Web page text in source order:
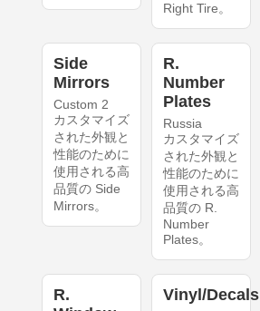
Right Tire。
Side
Mirrors
Custom 2
カスタマイズ
された外観と
性能のために
使用される高
品質の Side
Mirrors。
R.
Number
Plates
Russia
カスタマイズ
された外観と
性能のために
使用される高
品質の R.
Number
Plates。
R.
Vinyl/Decals